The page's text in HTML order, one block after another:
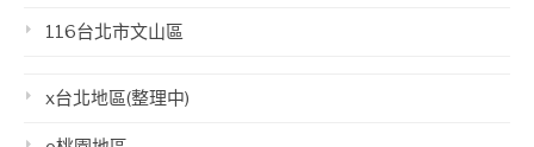
116台北市文山區
x台北地區(整理中)